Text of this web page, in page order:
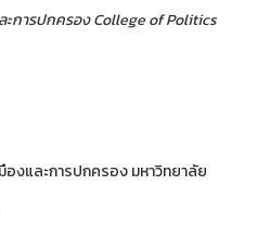
ะการปกครอง College of Politics
องและการปกครอง มหาวิทยาลัย